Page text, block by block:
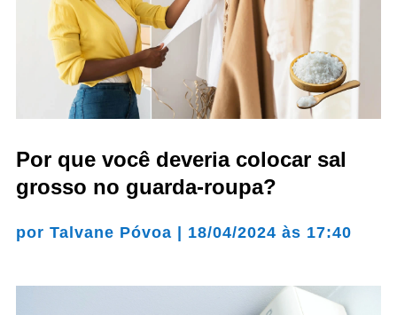
Por que você deveria colocar sal
grosso no guarda-roupa?
por Talvane Póvoa | 18/04/2024 às 17:40